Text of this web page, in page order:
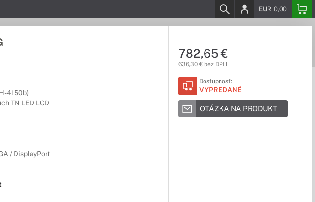
EUR 0,00
4150b)
TN LED LCD
/ DisplayPort
782,65 €
636,30 € bez DPH
Dostupnosť:
VYPREDANÉ
OTÁZKA NA PRODUKT